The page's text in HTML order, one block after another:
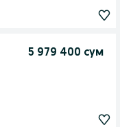
5 979 400 сум